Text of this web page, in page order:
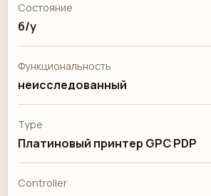
Состояние
б/у
Функциональность
неисследованный
Type
Платиновый принтер GPC PDP
Controller